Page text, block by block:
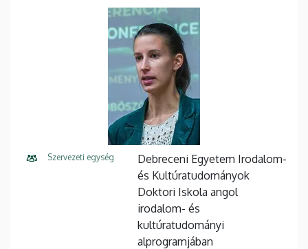
Szervezeti egység
Debreceni Egyetem Irodalom-
és Kultúratudományok
Doktori Iskola angol
irodalom- és
kultúratudományi
alprogramjában